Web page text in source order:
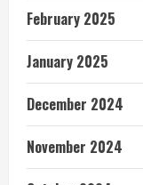
February 2025
January 2025
December 2024
November 2024